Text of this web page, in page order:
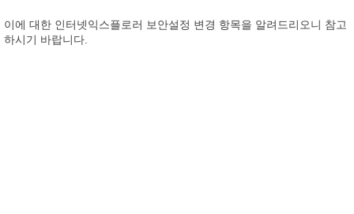
이에 대한 인터넷익스플로러 보안설정 변경 항목을 알려드리오니 참고
하시기 바랍니다.